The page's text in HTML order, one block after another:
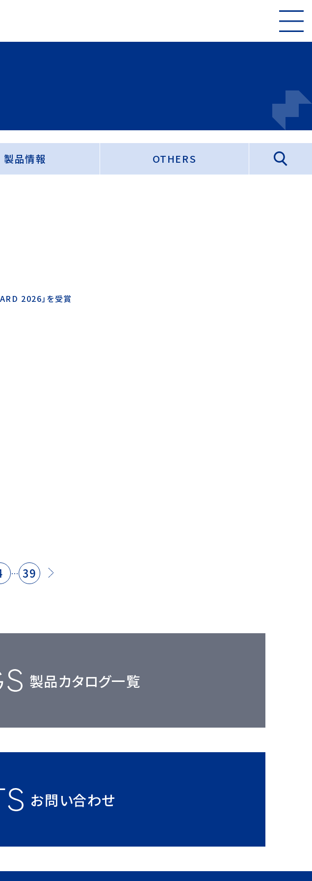
製品情報 OTHERS
2026」を受賞
… 39
製品カタログ一覧
お問い合わせ